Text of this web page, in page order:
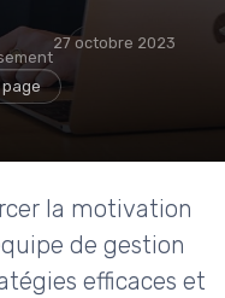
27 octobre 2023
la motivation
de gestion
efficaces et